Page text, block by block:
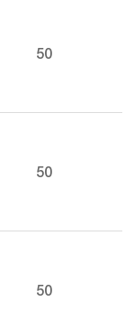
50
50
50